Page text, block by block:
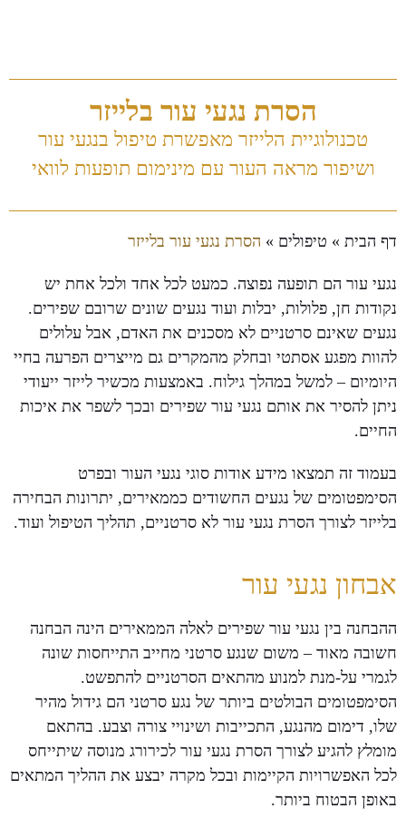
הסרת נגעי עור בלייזר
טכנולוגיית הלייזר מאפשרת טיפול בנגעי עור
ושיפור מראה העור עם מינימום תופעות לוואי
דף הבית » טיפולים » הסרת נגעי עור בלייזר
נגעי עור הם תופעה נפוצה. כמעט לכל אחד ולכל אחת יש
נקודות חן, פלולות, יבלות ועוד נגעים שונים שרובם שפירים.
נגעים שאינם סרטניים לא מסכנים את האדם, אבל עלולים
להוות מפגע אסתטי ובחלק מהמקרים גם מייצרים הפרעה בחיי
היומיום – למשל במהלך גילוח. באמצעות מכשיר לייזר ייעודי
ניתן להסיר את אותם נגעי עור שפירים ובכך לשפר את איכות
החיים.
בעמוד זה תמצאו מידע אודות סוגי נגעי העור ובפרט
הסימפטומים של נגעים החשודים כממאירים, יתרונות הבחירה
בלייזר לצורך הסרת נגעי עור לא סרטניים, תהליך הטיפול ועוד.
אבחון נגעי עור
ההבחנה בין נגעי עור שפירים לאלה הממאירים הינה הבחנה
חשובה מאוד – משום שנגע סרטני מחייב התייחסות שונה
לגמרי על-מנת למנוע מהתאים הסרטניים להתפשט.
הסימפטומים הבולטים ביותר של נגע סרטני הם גידול מהיר
שלו, דימום מהנגע, התכייבות ושינויי צורה וצבע. בהתאם
מומלץ להגיע לצורך הסרת נגעי עור לכירורג מנוסה שיתייחס
לכל האפשרויות הקיימות ובכל מקרה יבצע את ההליך המתאים
באופן הבטוח ביותר.